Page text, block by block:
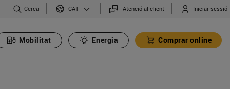
Cerca CAT Atenció al client Iniciar sessió
Mobilitat Energia Comprar online